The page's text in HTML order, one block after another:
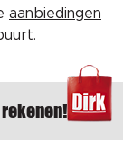
aanbiedingen
.